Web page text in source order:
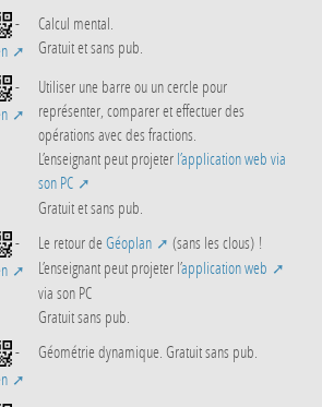
-
Calcul mental.
Gratuit et sans pub.
-
Utiliser une barre ou un cercle pour
représenter, comparer et effectuer des
opérations avec des fractions.
L’enseignant peut projeter l’application web via
son PC
Gratuit et sans pub.
-
Le retour deGéoplan
(sans les clous) !
L’enseignant peut projeter l’application web
via son PC
Gratuit sans pub.
-
Géométrie dynamique. Gratuit sans pub.